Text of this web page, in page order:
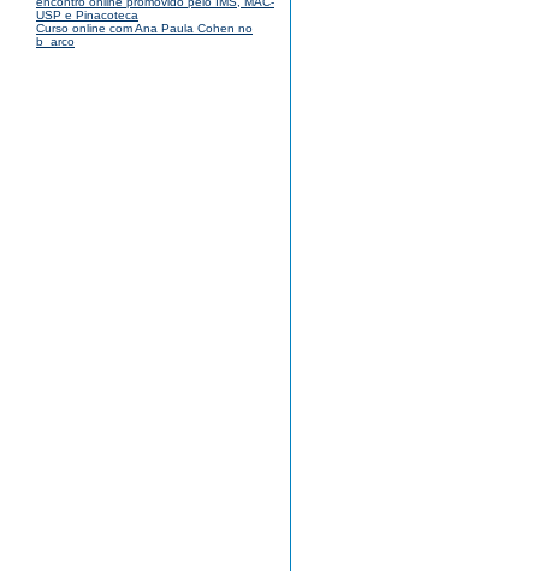
USP e Pinacoteca
Curso online com Ana Paula Cohen no
b_arco